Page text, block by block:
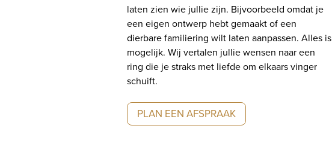
laten zien wie jullie zijn. Bijvoorbeeld omdat je
een eigen ontwerp hebt gemaakt of een
dierbare familiering wilt laten aanpassen. Alles is
mogelijk. Wij vertalen jullie wensen naar een
ring die je straks met liefde om elkaars vinger
schuift.
PLAN EEN AFSPRAAK